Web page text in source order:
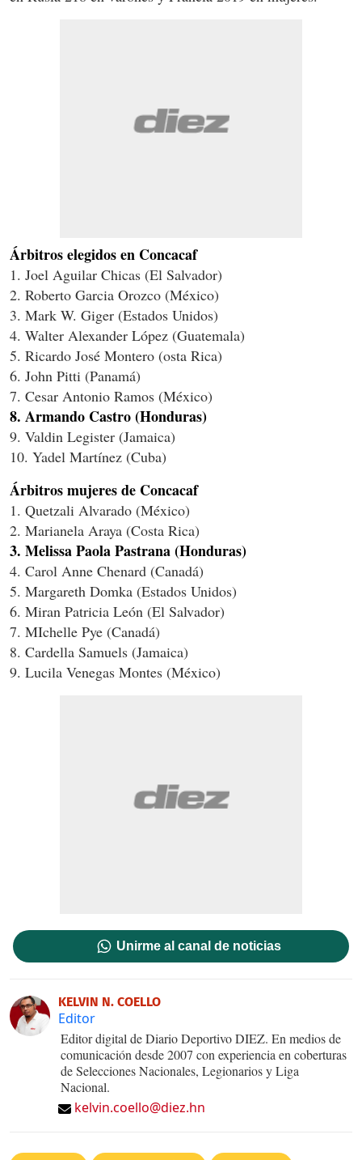
Árbitros elegidos en Concacaf
1. Joel Aguilar Chicas (El Salvador)
2. Roberto Garcia Orozco (México)
3. Mark W. Giger (Estados Unidos)
4. Walter Alexander López (Guatemala)
5. Ricardo José Montero (osta Rica)
6. John Pitti (Panamá)
7. Cesar Antonio Ramos (México)
8. Armando Castro (Honduras)
9. Valdin Legister (Jamaica)
10. Yadel Martínez (Cuba)
Árbitros mujeres de Concacaf
1. Quetzali Alvarado (México)
2. Marianela Araya (Costa Rica)
3. Melissa Paola Pastrana (Honduras)
4. Carol Anne Chenard (Canadá)
5. Margareth Domka (Estados Unidos)
6. Miran Patricia León (El Salvador)
7. MIchelle Pye (Canadá)
8. Cardella Samuels (Jamaica)
9. Lucila Venegas Montes (México)
Unirme al canal de noticias
KELVIN N. COELLO
Editor
Editor digital de Diario Deportivo DIEZ. En medios de
comunicación desde 2007 con experiencia en coberturas
de Selecciones Nacionales, Legionarios y Liga
Nacional.
kelvin.coello@diez.hn